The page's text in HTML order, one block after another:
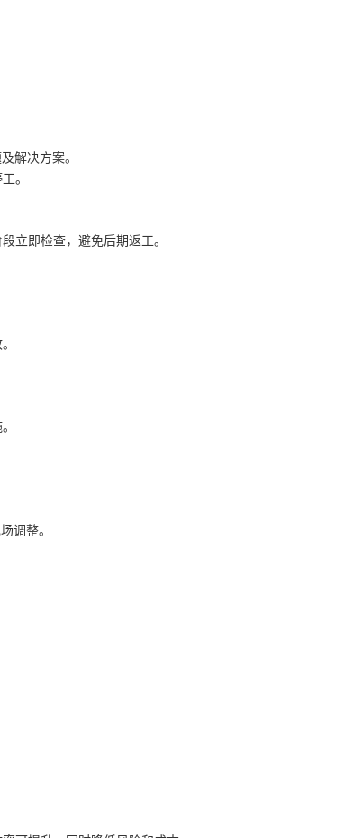
解决方案。
。
立即检查，避免后期返工。
调整。